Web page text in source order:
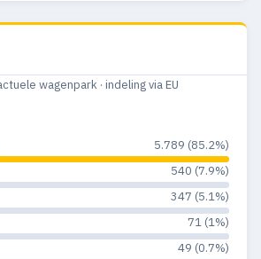
wagenpark · indeling via EU
5.789 (85.2%)
540 (7.9%)
347 (5.1%)
71 (1%)
49 (0.7%)